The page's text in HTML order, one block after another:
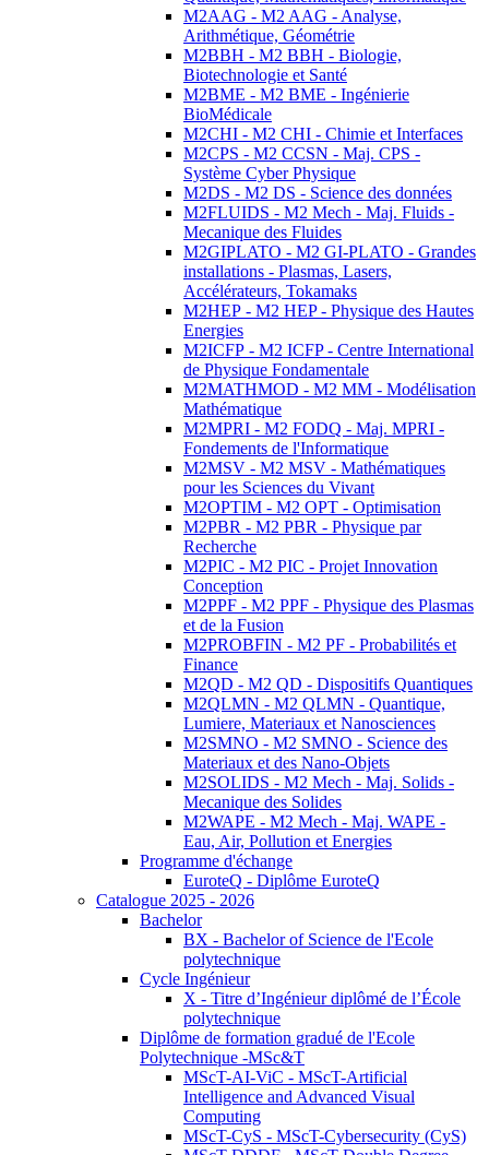
M2AAG - M2 AAG - Analyse,
Arithmétique, Géométrie
M2BBH - M2 BBH - Biologie,
Biotechnologie et Santé
M2BME - M2 BME - Ingénierie
BioMédicale
M2CHI - M2 CHI - Chimie et Interfaces
M2CPS - M2 CCSN - Maj. CPS -
Système Cyber Physique
M2DS - M2 DS - Science des données
M2FLUIDS - M2 Mech - Maj. Fluids -
Mecanique des Fluides
M2GIPLATO - M2 GI-PLATO - Grandes
installations - Plasmas, Lasers,
Accélérateurs, Tokamaks
M2HEP - M2 HEP - Physique des Hautes
Energies
M2ICFP - M2 ICFP - Centre International
de Physique Fondamentale
M2MATHMOD - M2 MM - Modélisation
Mathématique
M2MPRI - M2 FODQ - Maj. MPRI -
Fondements de l'Informatique
M2MSV - M2 MSV - Mathématiques
pour les Sciences du Vivant
M2OPTIM - M2 OPT - Optimisation
M2PBR - M2 PBR - Physique par
Recherche
M2PIC - M2 PIC - Projet Innovation
Conception
M2PPF - M2 PPF - Physique des Plasmas
et de la Fusion
M2PROBFIN - M2 PF - Probabilités et
Finance
M2QD - M2 QD - Dispositifs Quantiques
M2QLMN - M2 QLMN - Quantique,
Lumiere, Materiaux et Nanosciences
M2SMNO - M2 SMNO - Science des
Materiaux et des Nano-Objets
M2SOLIDS - M2 Mech - Maj. Solids -
Mecanique des Solides
M2WAPE - M2 Mech - Maj. WAPE -
Eau, Air, Pollution et Energies
Programme d'échange
EuroteQ - Diplôme EuroteQ
Catalogue 2025 - 2026
Bachelor
BX - Bachelor of Science de l'Ecole
polytechnique
Cycle Ingénieur
X - Titre d’Ingénieur diplômé de l’École
polytechnique
Diplôme de formation gradué de l'Ecole
Polytechnique -MSc&T
MScT-AI-ViC - MScT-Artificial
Intelligence and Advanced Visual
Computing
MScT-CyS - MScT-Cybersecurity (CyS)